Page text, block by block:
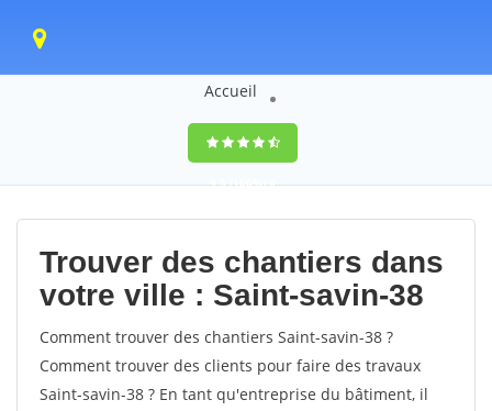
Accueil
9,5(100%)0
votes
Trouver des chantiers dans
votre ville : Saint-savin-38
Comment trouver des chantiers Saint-savin-38 ?
Comment trouver des clients pour faire des travaux
Saint-savin-38 ? En tant qu'entreprise du bâtiment, il